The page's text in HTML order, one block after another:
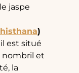
jaspe
)
est situé
nombril et
la